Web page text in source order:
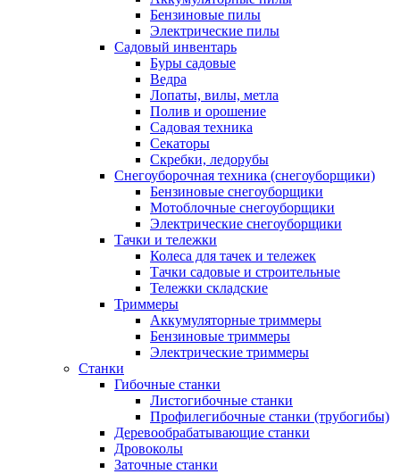
Бензиновые пилы
Электрические пилы
Садовый инвентарь
Буры садовые
Ведра
Лопаты, вилы, метла
Полив и орошение
Садовая техника
Секаторы
Скребки, ледорубы
Снегоуборочная техника (снегоуборщики)
Бензиновые снегоуборщики
Мотоблочные снегоуборщики
Электрические снегоуборщики
Тачки и тележки
Колеса для тачек и тележек
Тачки садовые и строительные
Тележки складские
Триммеры
Аккумуляторные триммеры
Бензиновые триммеры
Электрические триммеры
Станки
Гибочные станки
Листогибочные станки
Профилегибочные станки (трубогибы)
Деревообрабатывающие станки
Дровоколы
Заточные станки